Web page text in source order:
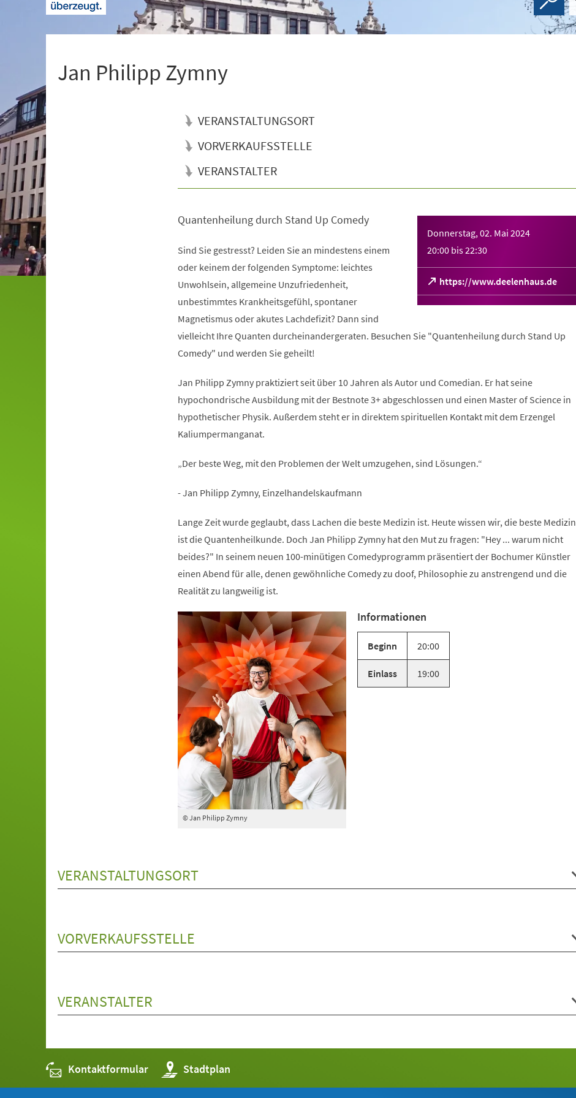
Jan Philipp Zymny
VERANSTALTUNGSORT
VORVERKAUFSSTELLE
VERANSTALTER
Donnerstag, 02. Mai 2024
20:00 bis22:30
https://www.deelenhaus.de
(Öffnet
in
einem
Tab)
Quantenheilung durch Stand Up Comedy
Sind Sie gestresst? Leiden Sie an mindestens einem
oder keinem der folgenden Symptome: leichtes
Unwohlsein, allgemeine Unzufriedenheit,
unbestimmtes Krankheitsgefühl, spontaner
Magnetismus oder akutes Lachdefizit? Dann sind
vielleicht Ihre Quanten durcheinandergeraten. Besuchen Sie "Quantenheilung durch Stand Up
Comedy" und werden Sie geheilt!
Jan Philipp Zymny praktiziert seit über 10 Jahren als Autor und Comedian. Er hat seine
hypochondrische Ausbildung mit der Bestnote 3+ abgeschlossen und einen Master of Science in
hypothetischer Physik. Außerdem steht er in direktem spirituellen Kontakt mit dem Erzengel
Kaliumpermanganat.
„Der beste Weg, mit den Problemen der Welt umzugehen, sind Lösungen.“
- Jan Philipp Zymny, Einzelhandelskaufmann
Lange Zeit wurde geglaubt, dass Lachen die beste Medizin ist. Heute wissen wir, die beste Medizin
ist die Quantenheilkunde. Doch Jan Philipp Zymny hat den Mut zu fragen: "Hey ... warum nicht
beides?" In seinem neuen 100-minütigen Comedyprogramm präsentiert der Bochumer Künstler
einen Abend für alle, denen gewöhnliche Comedy zu doof, Philosophie zu anstrengend und die
Realität zu langweilig ist.
© Jan Philipp Zymny
Informationen
Beginn 20:00
Einlass 19:00
VERANSTALTUNGSORT
VORVERKAUFSSTELLE
VERANSTALTER
Kontaktformular Stadtplan
(Öffnet
in
einem